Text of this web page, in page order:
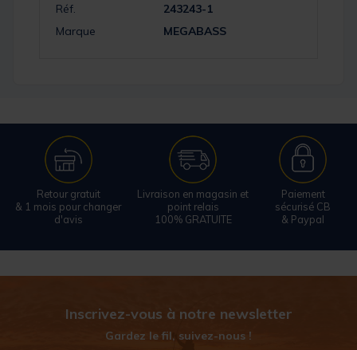
Réf.
243243-1
Marque
MEGABASS
Retour gratuit
& 1 mois pour changer
d'avis
Livraison en magasin et
point relais
100% GRATUITE
Paiement
sécurisé CB
& Paypal
Inscrivez-vous à notre newsletter
Gardez le fil, suivez-nous !